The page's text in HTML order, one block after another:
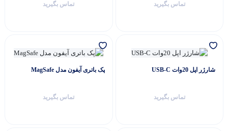
تماس بگیرید تماس بگیرید
شارژر اپل 20وات USB-C
تماس بگیرید
پک باتری آیفون مدل MagSafe
تماس بگیرید